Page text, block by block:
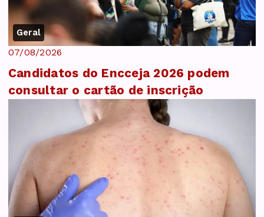
Geral
07/08/2026
Candidatos do Encceja 2026 podem
consultar o cartão de inscrição